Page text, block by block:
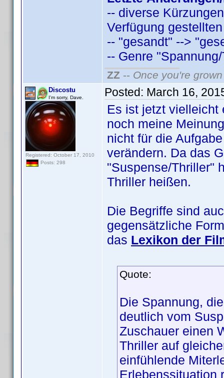
-- diverse
Verfügung
-- "gesandt" -->
-- Genre
ZZ -- Once you're
Discostu
I'm sorry, Dave.
Registered: October 17, 2010
Posts: 298
Posted: March 16,
Es ist jetzt vielleicht
noch meine
nicht für die
verändern. Da das
"Suspense/Thriller"
Thriller heißen.
Die Begriffe sind
gegensätzliche
das Lexikon der
Quote:
Die Spannung,
deutlich vom
Zuschauer einen
Thriller auf
einfühlende
Erlebenssituation